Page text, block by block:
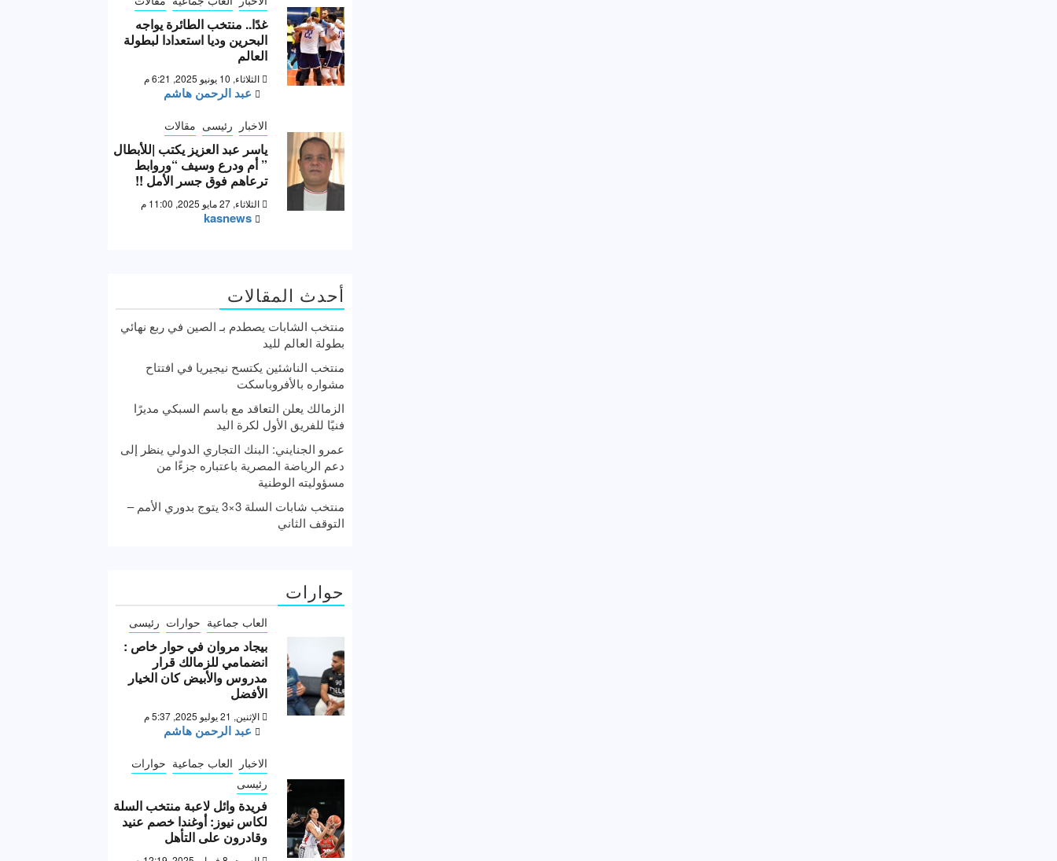
غدًا.. منتخب الطائرة يواجه
البحرين وديا استعدادا لبطولة
العالم
الثلاثاء, 10 يونيو 2025, 6:21 م
عبد الرحمن هاشم
الاخبار رئيسى مقالات
ياسر عبد العزيز يكتب |للأبطال
” أم ودرع وسيف “وروابط
ترعاهم فوق جسر الأمل !!
الثلاثاء, 27 مايو 2025, 11:00 م
kasnews
أحدث المقالات
منتخب الشابات يصطدم بـ الصين في ربع نهائي
بطولة العالم لليد
منتخب الناشئين يكتسح نيجيريا في افتتاح
مشواره بالأفروباسكت
الزمالك يعلن التعاقد مع باسم السبكي مديرًا
فنيًا للفريق الأول لكرة اليد
عمرو الجنايني: البنك التجاري الدولي ينظر إلى
دعم الرياضة المصرية باعتباره جزءًا من
مسؤوليته الوطنية
منتخب شابات السلة 3×3 يتوج بدوري الأمم –
التوقف الثاني
حوارات
العاب جماعية حوارات رئيسى
بيجاد مروان في حوار خاص :
انضمامي للزمالك قرار
مدروس والأبيض كان الخيار
الأفضل
الإثنين, 21 يوليو 2025, 5:37 م
عبد الرحمن هاشم
الاخبار العاب جماعية حوارات
رئيسى
فريدة وائل لاعبة منتخب السلة
لكاس نيوز: أوغندا خصم عنيد
وقادرون على التأهل